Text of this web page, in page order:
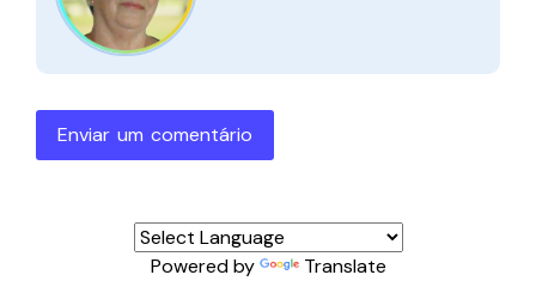
Enviar um comentário
Powered by Translate